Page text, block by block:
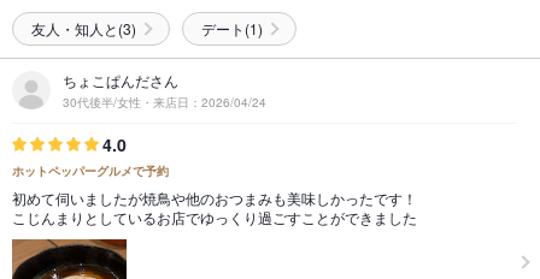
友人・知人と(3) デート(1)
ちょこぱんださん
30代後半/女性・来店日：2026/04/24
4.0
ホットペッパーグルメで予約
初めて伺いましたが焼鳥や他のおつまみも美味しかったです！
こじんまりとしているお店でゆっくり過ごすことができました